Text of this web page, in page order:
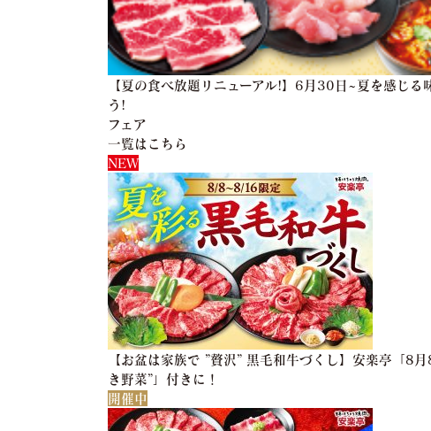
【夏の食べ放題リニューアル!】6月30日~夏を感じ
う!
フェア
一覧はこちら
NEW
【お盆は家族で ”贅沢” 黒毛和牛づくし】安楽亭「8
き野菜”」付きに！
開催中